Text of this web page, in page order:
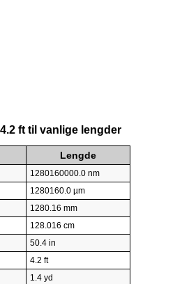
ft til vanlige lengder
Lengde
1280160000.0 nm
1280160.0 µm
1280.16 mm
128.016 cm
50.4 in
4.2 ft
1.4 yd